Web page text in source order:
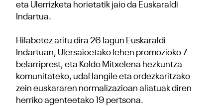
eta Ulerrizketa horietatik jaio da Euskaraldi
Indartua.
Hilabetez aritu dira 26 lagun Euskaraldi
Indartuan, Ulersaioetako lehen promozioko 7
belarriprest, eta Koldo Mitxelena hezkuntza
komunitateko, udal langile eta ordezkaritzako
zein euskararen normalizazioan aliatuak diren
herriko agenteetako 19 pertsona.